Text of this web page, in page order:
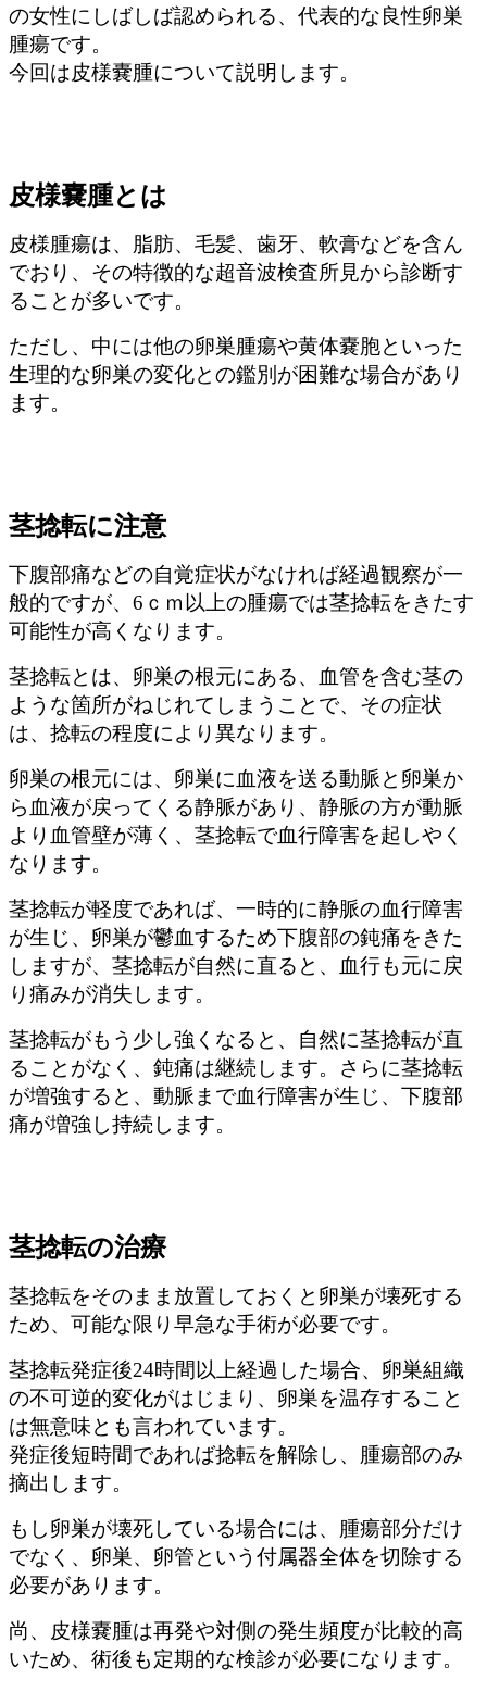
の女性にしばしば認められる、代表的な良性卵巣
腫瘍です。
今回は皮様嚢腫について説明します。
皮様嚢腫とは
皮様腫瘍は、脂肪、毛髪、歯牙、軟膏などを含ん
でおり、その特徴的な超音波検査所見から診断す
ることが多いです。
ただし、中には他の卵巣腫瘍や黄体嚢胞といった
生理的な卵巣の変化との鑑別が困難な場合があり
ます。
茎捻転に注意
下腹部痛などの自覚症状がなければ経過観察が一
般的ですが、6ｃｍ以上の腫瘍では茎捻転をきたす
可能性が高くなります。
茎捻転とは、卵巣の根元にある、血管を含む茎の
ような箇所がねじれてしまうことで、その症状
は、捻転の程度により異なります。
卵巣の根元には、卵巣に血液を送る動脈と卵巣か
ら血液が戻ってくる静脈があり、静脈の方が動脈
より血管壁が薄く、茎捻転で血行障害を起しやく
なります。
茎捻転が軽度であれば、一時的に静脈の血行障害
が生じ、卵巣が鬱血するため下腹部の鈍痛をきた
しますが、茎捻転が自然に直ると、血行も元に戻
り痛みが消失します。
茎捻転がもう少し強くなると、自然に茎捻転が直
ることがなく、鈍痛は継続します。さらに茎捻転
が増強すると、動脈まで血行障害が生じ、下腹部
痛が増強し持続します。
茎捻転の治療
茎捻転をそのまま放置しておくと卵巣が壊死する
ため、可能な限り早急な手術が必要です。
茎捻転発症後24時間以上経過した場合、卵巣組織
の不可逆的変化がはじまり、卵巣を温存すること
は無意味とも言われています。
発症後短時間であれば捻転を解除し、腫瘍部のみ
摘出します。
もし卵巣が壊死している場合には、腫瘍部分だけ
でなく、卵巣、卵管という付属器全体を切除する
必要があります。
尚、皮様嚢腫は再発や対側の発生頻度が比較的高
いため、術後も定期的な検診が必要になります。